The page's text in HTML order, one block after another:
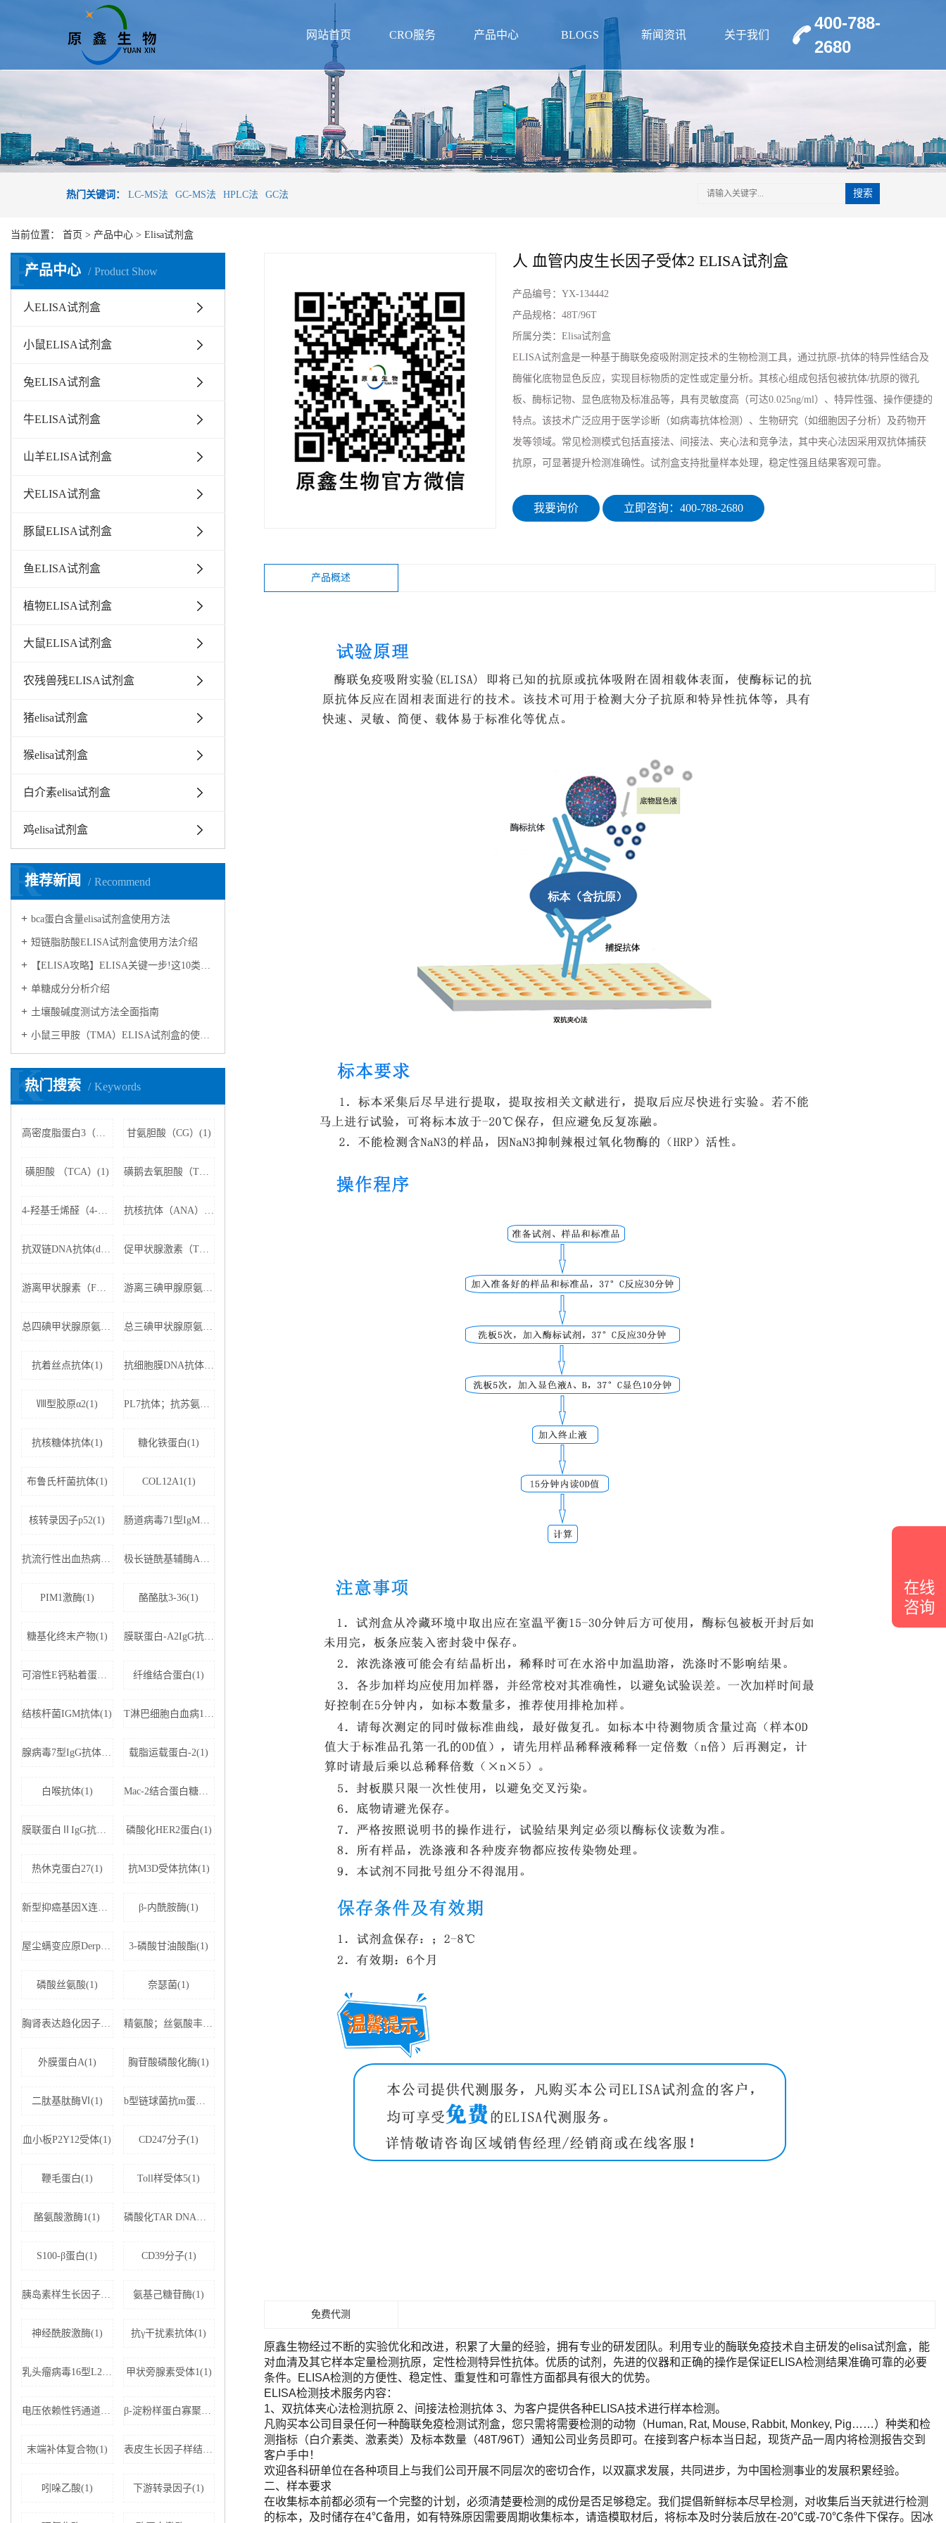
网站首页 CRO服务 产品中心 BLOGS 新闻资讯 关于我们
400-788-
2680
热门关键词： LC-MS法 GC-MS法 HPLC法 GC法 搜索
当前位置： 首页 > 产品中心 > Elisa试剂盒
产品中心 Product Show
P
人ELISA试剂盒
小鼠ELISA试剂盒
兔ELISA试剂盒
牛ELISA试剂盒
山羊ELISA试剂盒
犬ELISA试剂盒
豚鼠ELISA试剂盒
鱼ELISA试剂盒
植物ELISA试剂盒
大鼠ELISA试剂盒
农残兽残ELISA试剂盒
猪elisa试剂盒
猴elisa试剂盒
白介素elisa试剂盒
鸡elisa试剂盒
推荐新闻 Recommend
R
bca蛋白含量elisa试剂盒使用方法
短链脂肪酸ELISA试剂盒使用方法介绍
【ELISA攻略】ELISA关键一步!这10类样品要如何处理?
​单糖成分分析介绍
​土壤酸碱度测试方法全面指南
小鼠三甲胺（TMA）ELISA试剂盒的使用方法
热门搜索 Keywords
K
高密度脂蛋白3（HDL3）(1) 甘氨胆酸（CG）(1)
磺胆酸 （TCA）(1) 磺鹅去氧胆酸（TCDCA）(1)
4-羟基壬烯醛（4-HNE）(1) 抗核抗体（ANA）(1)
抗双链DNA抗体(dsDNA)(1) 促甲状腺激素（TSH）(1)
游离甲状腺素（FT4）(1) 游离三碘甲腺原氨酸（FT3）(1)
总四碘甲状腺原氨酸（TT4）(1) 总三碘甲状腺原氨酸（TT3)(1)
抗着丝点抗体(1) 抗细胞膜DNA抗体(1)
Ⅷ型胶原α2(1) PL7抗体；抗苏氨酰tRNA合成酶(1)
抗核糖体抗体(1) 糖化铁蛋白(1)
布鲁氏杆菌抗体(1) COL12A1(1)
核转录因子p52(1) 肠道病毒71型IgM抗体(1)
抗流行性出血热病毒IgM抗体(1) 极长链酰基辅酶A脱氢酶(1)
PIM1激酶(1) 酪酪肽3-36(1)
糖基化终末产物(1) 膜联蛋白-A2IgG抗体(1)
可溶性E钙粘着蛋白;可溶性上皮性钙黏附蛋白(1) 纤维结合蛋白(1)
结核杆菌IGM抗体(1) T淋巴细胞白血病1+2型病毒(1)
腺病毒7型IgG抗体(1) 载脂运载蛋白-2(1)
白喉抗体(1) Mac-2结合蛋白糖基化异构体(1)
膜联蛋白ⅡIgG抗体(1) 磷酸化HER2蛋白(1)
热休克蛋白27(1) 抗M3D受体抗体(1)
新型抑癌基因X连锁凋亡抑制蛋白相关因子-1(1) β-内酰胺酶(1)
屋尘螨变应原Derp1 IgE抗体(1) 3-磷酸甘油酸酯(1)
磷酸丝氨酸(1) 奈瑟菌(1)
胸肾表达趋化因子(1) 精氨酸；丝氨酸丰富剪接因子1(1)
外膜蛋白A(1) 胸苷酸磷酸化酶(1)
二肽基肽酶Ⅵ(1) b型链球菌抗m蛋白抗体(1)
血小板P2Y12受体(1) CD247分子(1)
鞭毛蛋白(1) Toll样受体5(1)
酪氨酸激酶1(1) 磷酸化TAR DNA结合蛋白43(1)
S100-β蛋白(1) CD39分子(1)
胰岛素样生长因子结合蛋白5(1) 氨基己糖苷酶(1)
神经酰胺激酶(1) 抗γ干扰素抗体(1)
乳头瘤病毒16型L2蛋白(1) 甲状旁腺素受体1(1)
电压依赖性钙通道亚基α-2D1(1) β-淀粉样蛋白寡聚体(1)
末端补体复合物(1) 表皮生长因子样结构域蛋白7(1)
吲哚乙酸(1) 下游转录因子(1)
人 血管内皮生长因子受体2 ELISA试剂盒
产品编号： YX-134442
产品规格： 48T/96T
所属分类： Elisa试剂盒
ELISA试剂盒是一种基于酶联免疫吸附测定技术的生物检测工具，通过抗原-抗体的特异性结合及
酶催化底物显色反应，实现目标物质的定性或定量分析。其核心组成包括包被抗体/抗原的微孔
板、酶标记物、显色底物及标准品等，具有灵敏度高（可达0.025ng/ml）、特异性强、操作便捷的
特点。该技术广泛应用于医学诊断（如病毒抗体检测）、生物研究（如细胞因子分析）及药物开
发等领域。常见检测模式包括直接法、间接法、夹心法和竞争法，其中夹心法因采用双抗体捕获
抗原，可显著提升检测准确性。试剂盒支持批量样本处理，稳定性强且结果客观可靠。
我要询价 立即咨询：400-788-2680
产品概述
免费代测
原鑫生物经过不断的实验优化和改进，积累了大量的经验，拥有专业的研发团队。利用专业的酶联免疫技术自主研发的elisa试剂盒，能
对血清及其它样本定量检测抗原，定性检测特异性抗体。优质的试剂，先进的仪器和正确的操作是保证ELISA检测结果准确可靠的必要
条件。ELISA检测的方便性、稳定性、重复性和可靠性方面都具有很大的优势。
ELISA检测技术服务内容：
1、双抗体夹心法检测抗原 2、间接法检测抗体 3、为客户提供各种ELISA技术进行样本检测。
凡购买本公司目录任何一种酶联免疫检测试剂盒，您只需将需要检测的动物（Human, Rat, Mouse, Rabbit, Monkey, Pig……）种类和检
测指标（白介素类、激素类）及标本数量（48T/96T）通知公司业务员即可。在接到客户标本当日起，现货产品一周内将检测报告交到
客户手中！
欢迎各科研单位在各种项目上与我们公司开展不同层次的密切合作，以双赢求发展，共同进步，为中国检测事业的发展积累经验。
二、样本要求
在收集标本前都必须有一个完整的计划，必须清楚要检测的成份是否足够稳定。我们提倡新鲜标本尽早检测，对收集后当天就进行检测
的标本，及时储存在4℃备用，如有特殊原因需要周期收集标本，请造模取材后，将标本及时分装后放在-20℃或-70℃条件下保存。因冰
在线
咨询